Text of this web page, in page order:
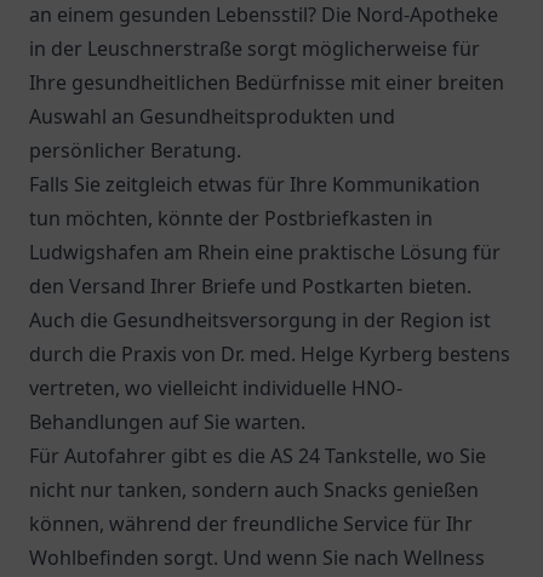
an einem gesunden Lebensstil? Die Nord-Apotheke
in der Leuschnerstraße sorgt möglicherweise für
Ihre gesundheitlichen Bedürfnisse mit einer breiten
Auswahl an Gesundheitsprodukten und
persönlicher Beratung.
Falls Sie zeitgleich etwas für Ihre Kommunikation
tun möchten, könnte der Postbriefkasten in
Ludwigshafen am Rhein eine praktische Lösung für
den Versand Ihrer Briefe und Postkarten bieten.
Auch die Gesundheitsversorgung in der Region ist
durch die Praxis von Dr. med. Helge Kyrberg bestens
vertreten, wo vielleicht individuelle HNO-
Behandlungen auf Sie warten.
Für Autofahrer gibt es die AS 24 Tankstelle, wo Sie
nicht nur tanken, sondern auch Snacks genießen
können, während der freundliche Service für Ihr
Wohlbefinden sorgt. Und wenn Sie nach Wellness